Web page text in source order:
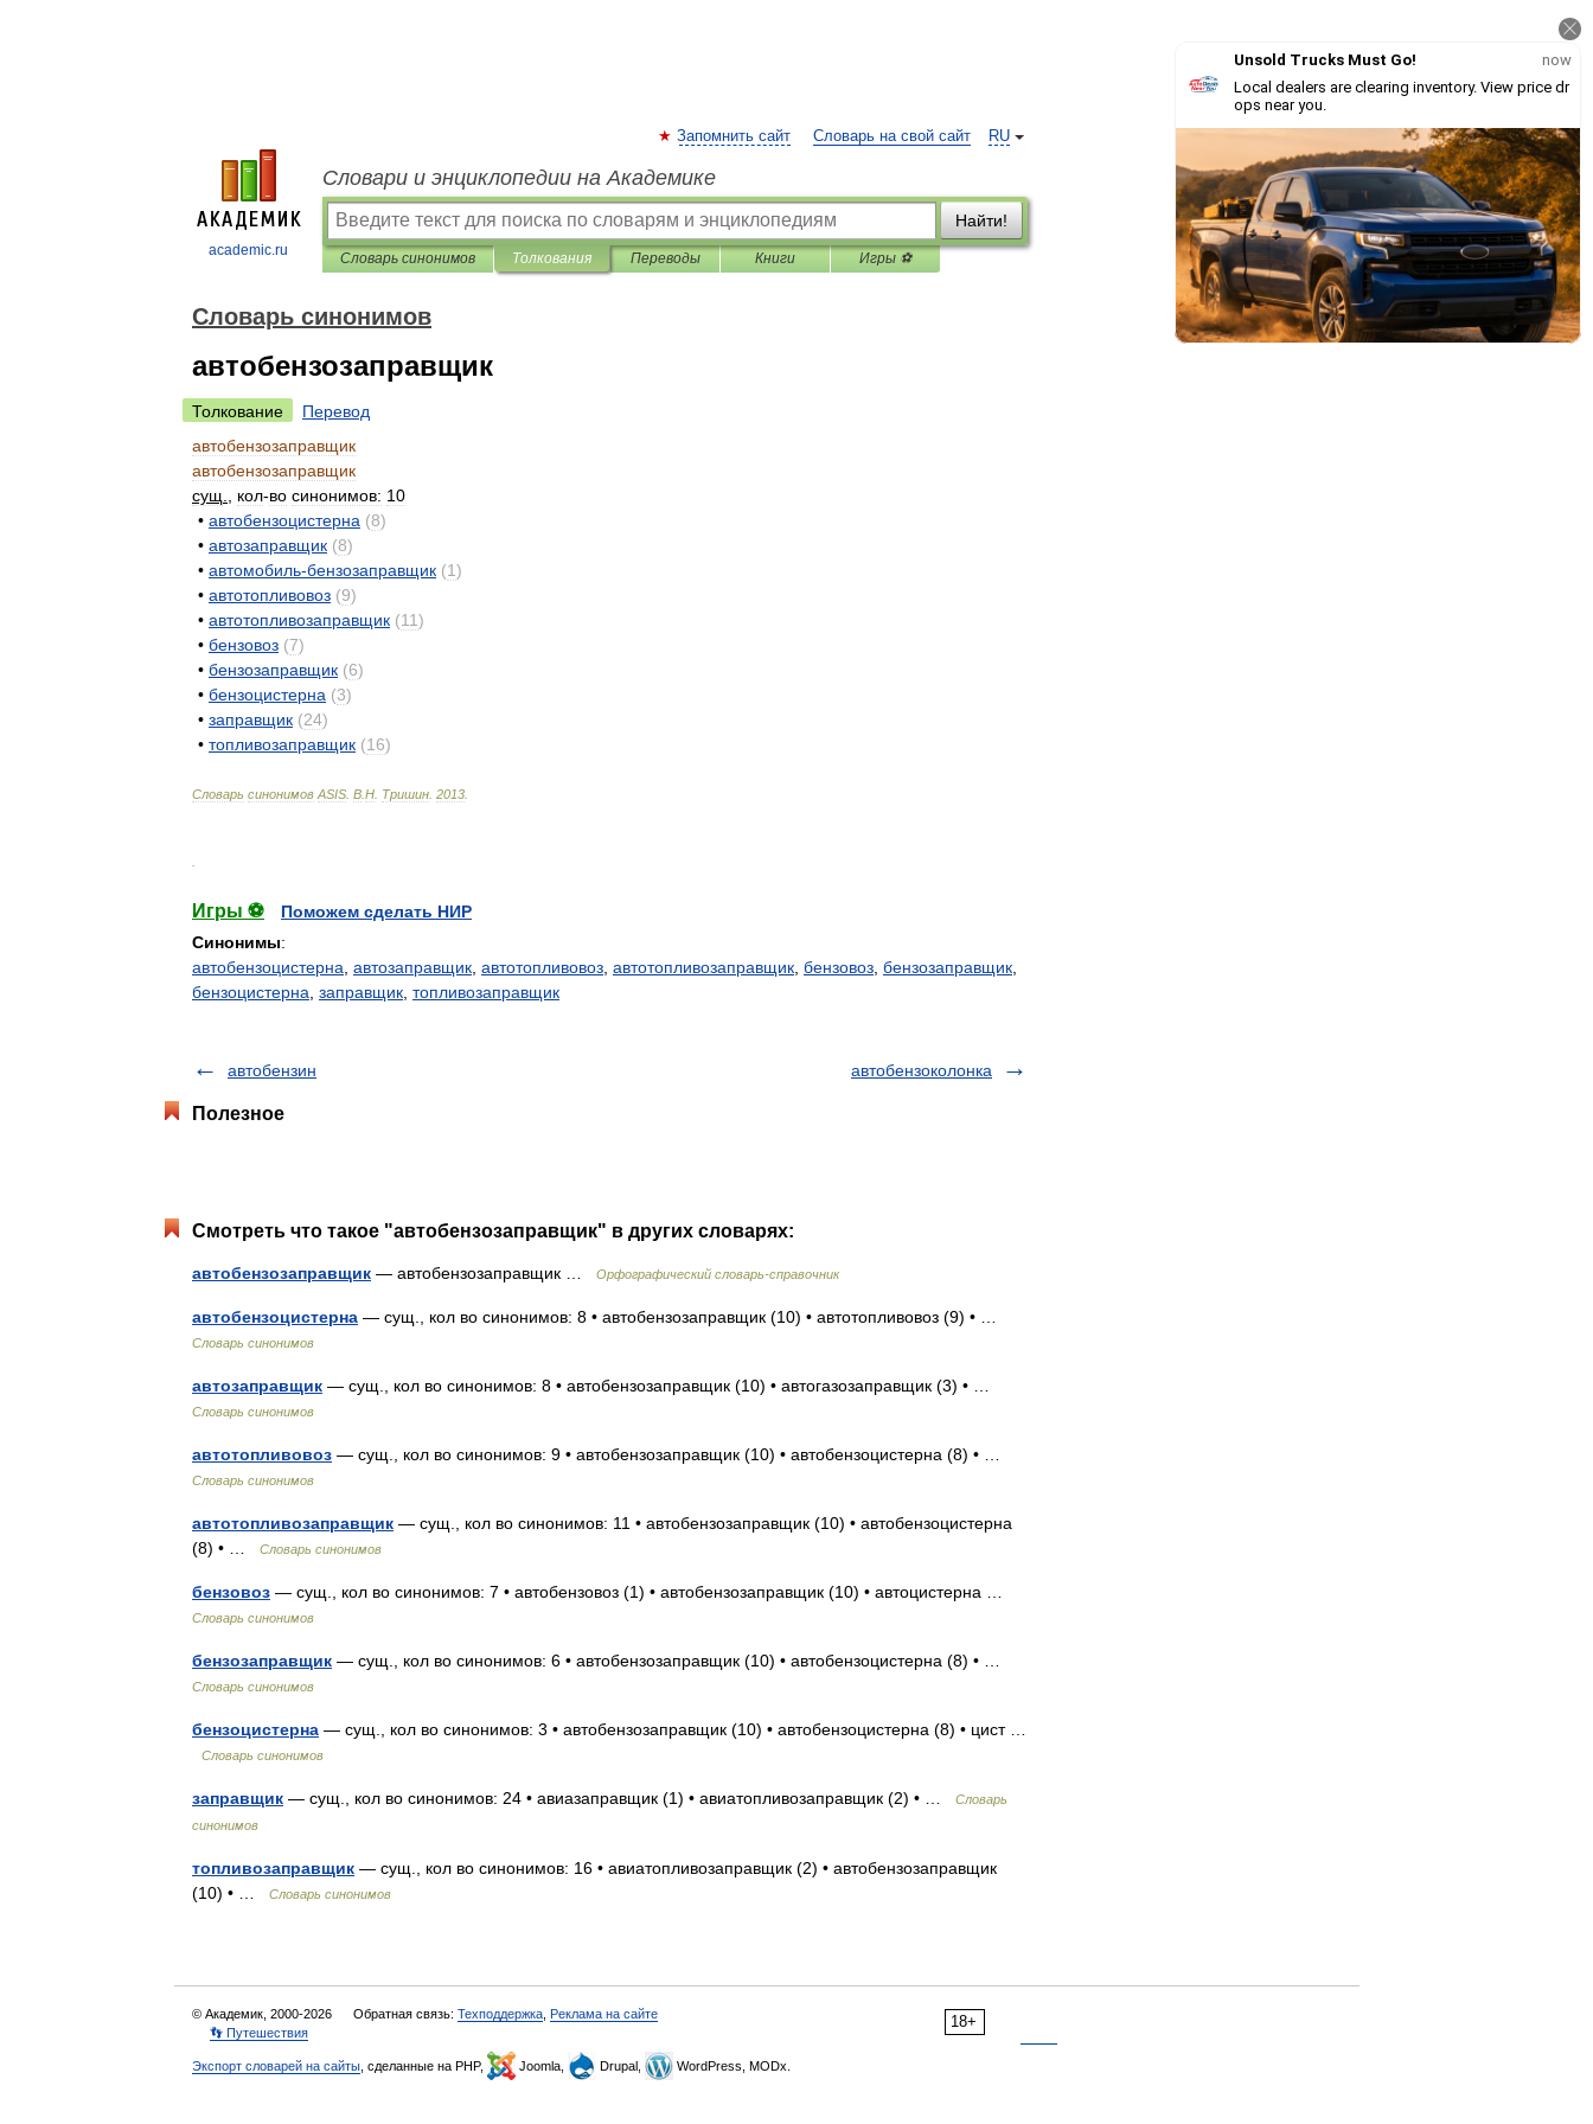
academic.ru
RU
Запомнить сайт Словарь на свой сайт
Словари и энциклопедии на Академике
Найти!
Словарь синонимов Толкования Переводы Книги Игры ⚽
Словарь синонимов
автобензозаправщик
Толкование
Перевод
автобензозаправщик
автобензозаправщик
сущ
кол-во синонимов: 10
• автобензоцистерна (8)
• автозаправщик (8)
• автомобиль-бензозаправщик (1)
• автотопливовоз (9)
• автотопливозаправщик (11)
• бензовоз (7)
• бензозаправщик (6)
• бензоцистерна (3)
• заправщик (24)
• топливозаправщик (16)
Словарь синонимов ASIS В Н Тришин 2013
Игры ⚽
Поможем сделать НИР
Синонимы:
автобензоцистерна автозаправщик автотопливовоз автотопливозаправщик бензовоз бензозаправщик
бензоцистерна заправщик топливозаправщик
автобензин автобензоколонка
Полезное
Смотреть что такое "автобензозаправщик" в других словарях:
автобензозаправщик — автобензозаправщик … Орфографический словарь-справочник
автобензоцистерна — сущ., кол во синонимов: 8 • автобензозаправщик (10) • автотопливовоз (9) • …
Словарь синонимов
автозаправщик — сущ., кол во синонимов: 8 • автобензозаправщик (10) • автогазозаправщик (3) • …
Словарь синонимов
автотопливовоз — сущ., кол во синонимов: 9 • автобензозаправщик (10) • автобензоцистерна (8) • …
Словарь синонимов
автотопливозаправщик — сущ., кол во синонимов: 11 • автобензозаправщик (10) • автобензоцистерна
(8) • …
Словарь синонимов
бензовоз — сущ., кол во синонимов: 7 • автобензовоз (1) • автобензозаправщик (10) • автоцистерна …
Словарь синонимов
бензозаправщик — сущ., кол во синонимов: 6 • автобензозаправщик (10) • автобензоцистерна (8) • …
Словарь синонимов
бензоцистерна — сущ., кол во синонимов: 3 • автобензозаправщик (10) • автобензоцистерна (8) • цист …
Словарь синонимов
заправщик — сущ., кол во синонимов: 24 • авиазаправщик (1) • авиатопливозаправщик (2) • …
Словарь
синонимов
топливозаправщик — сущ., кол во синонимов: 16 • авиатопливозаправщик (2) • автобензозаправщик
(10) • …
Словарь синонимов
18+
© Академик, 2000-2026 Обратная связь: Техподдержка Реклама на сайте
👣 Путешествия
Экспорт словарей на сайты , сделанные на PHP, Joomla, Drupal, WordPress, MODx.